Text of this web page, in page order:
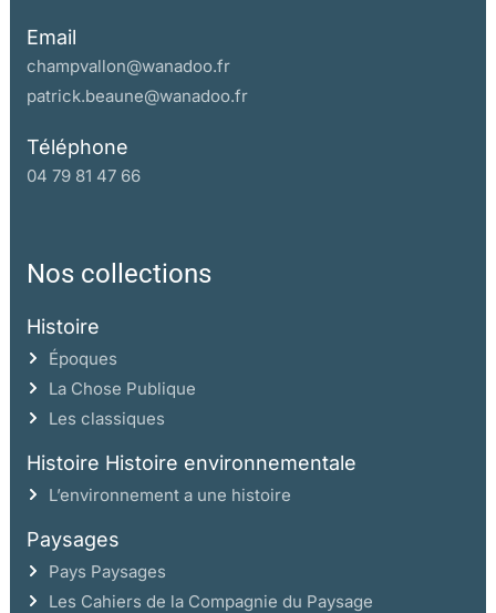
Email
champvallon@wanadoo.fr
patrick.beaune@wanadoo.fr
Téléphone
04 79 81 47 66
Nos collections
Histoire
Époques
La Chose Publique
Les classiques
Histoire Histoire environnementale
L’environnement a une histoire
Paysages
Pays Paysages
Les Cahiers de la Compagnie du Paysage